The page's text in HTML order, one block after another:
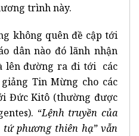
trình này.
không quên đề cập tới
dân nào đó lãnh nhận
lên đường ra đi tới các
Tin Mừng cho các
Đức Kitô (thường được
“Lệnh truyền của
phương thiên hạ” vẫn